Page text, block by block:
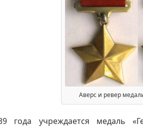
Aверс и ревер
года учреждается медаль